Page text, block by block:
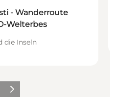
- Wanderroute
Welterbes
die Inseln
Weiter